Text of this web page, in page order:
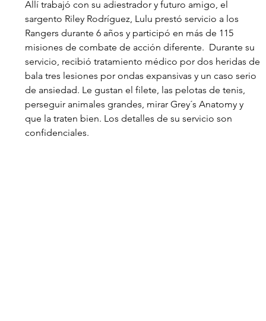
Allí trabajó con su adiestrador y futuro amigo, el
sargento Riley Rodríguez, Lulu prestó servicio a los
Rangers durante 6 años y participó en más de 115
misiones de combate de acción diferente.  Durante su
servicio, recibió tratamiento médico por dos heridas de
bala tres lesiones por ondas expansivas y un caso serio
de ansiedad. Le gustan el filete, las pelotas de tenis,
perseguir animales grandes, mirar Grey´s Anatomy y
que la traten bien. Los detalles de su servicio son
confidenciales.